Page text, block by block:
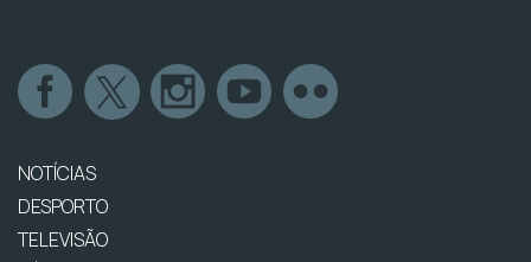
NOTÍCIAS
DESPORTO
TELEVISÃO